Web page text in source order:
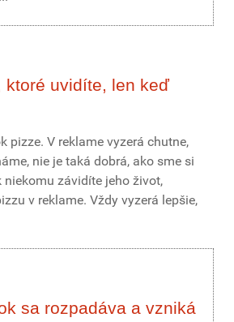
ktoré uvidíte, len keď
pizze. V reklame vyzerá chutne,
nie je taká dobrá, ako sme si
niekomu závidíte jeho život,
v reklame. Vždy vyzerá lepšie,
sa rozpadáva a vzniká